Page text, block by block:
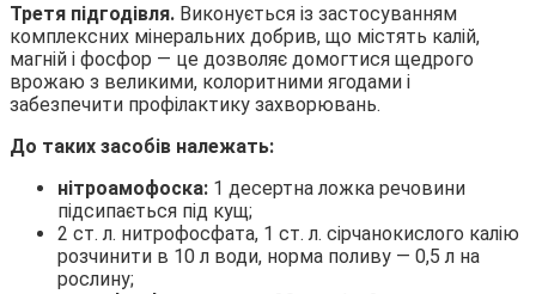
Третя підгодівля. Виконується із застосуванням
комплексних мінеральних добрив, що містять калій,
магній і фосфор — це дозволяє домогтися щедрого
врожаю з великими, колоритними ягодами і
забезпечити профілактику захворювань.
До таких засобів належать:
нітроамофоска: 1 десертна ложка речовини
підсипається під кущ;
2 ст. л. нитрофосфата, 1 ст. л. сірчанокислого калію
розчинити в 10 л води, норма поливу — 0,5 л на
рослину;